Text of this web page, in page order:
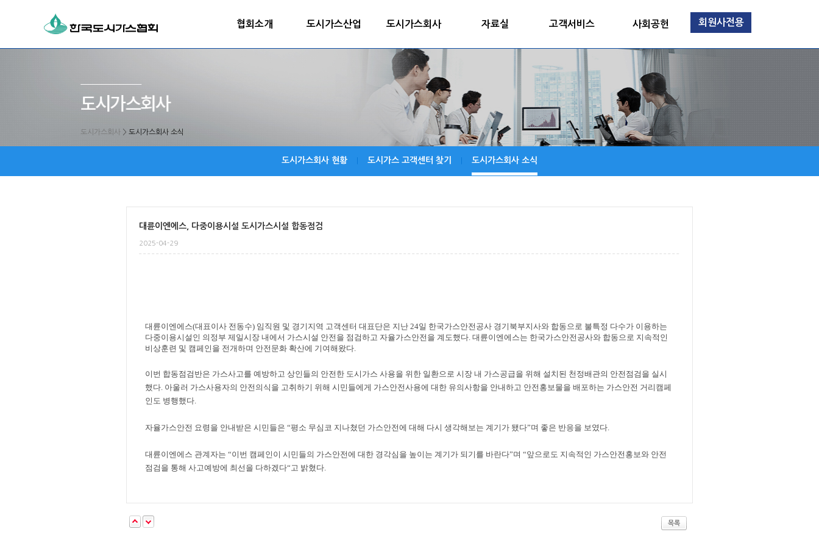
협회소개 도시가스산업 도시가스회사 자료실 고객서비스 사회공헌 회원사전용
도시가스회사 > 도시가스회사 소식
도시가스회사 현황 도시가스 고객센터 찾기 도시가스회사 소식
대륜이엔에스, 다중이용시설 도시가스시설 합동점검
2025-04-29
대륜이엔에스(대표이사 전동수) 임직원 및 경기지역 고객센터 대표단은 지난 24일 한국가스안전공사 경기북부지사와 합동으로 불특정 다수가 이용하는
다중이용시설인 의정부 제일시장 내에서 가스시설 안전을 점검하고 자율가스안전을 계도했다. 대륜이엔에스는 한국가스안전공사와 합동으로 지속적인
비상훈련 및 캠페인을 전개하며 안전문화 확산에 기여해왔다.
이번 합동점검반은 가스사고를 예방하고 상인들의 안전한 도시가스 사용을 위한 일환으로 시장 내 가스공급을 위해 설치된 천정배관의 안전점검을 실시
했다. 아울러 가스사용자의 안전의식을 고취하기 위해 시민들에게 가스안전사용에 대한 유의사항을 안내하고 안전홍보물을 배포하는 가스안전 거리캠페
인도 병행했다.
자율가스안전 요령을 안내받은 시민들은 “평소 무심코 지나쳤던 가스안전에 대해 다시 생각해보는 계기가 됐다”며 좋은 반응을 보였다.
대륜이엔에스 관계자는 “이번 캠페인이 시민들의 가스안전에 대한 경각심을 높이는 계기가 되기를 바란다”며 “앞으로도 지속적인 가스안전홍보와 안전
점검을 통해 사고예방에 최선을 다하겠다“고 밝혔다.
목록